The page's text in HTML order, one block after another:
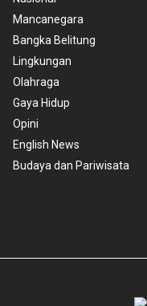
Mancanegara
Bangka Belitung
Lingkungan
Olahraga
Gaya Hidup
Opini
English News
Budaya dan Pariwisata